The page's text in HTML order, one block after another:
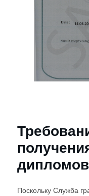
дипломов
Поскольку Служба